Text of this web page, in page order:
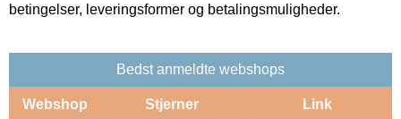
betingelser, leveringsformer og betalingsmuligheder.
Bedst anmeldte webshops
Webshop Stjerner Link